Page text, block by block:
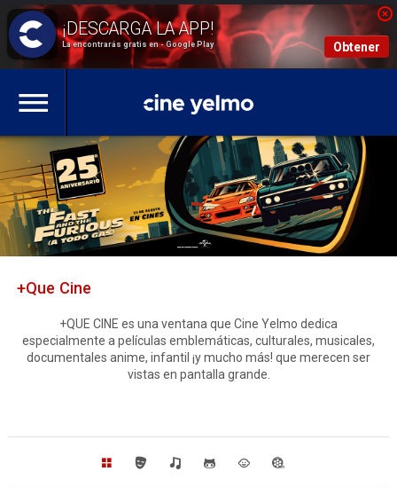
La encontrarás gratis en - Google Play Obtener
+Que Cine
+QUE CINE es una ventana que Cine Yelmo dedica
especialmente a películas emblemáticas, culturales, musicales,
documentales anime, infantil ¡y mucho más! que merecen ser
vistas en pantalla grande.